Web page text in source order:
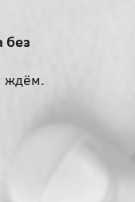
без
ждём.